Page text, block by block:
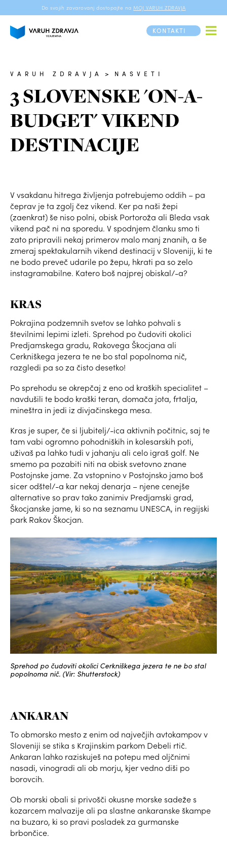
Do svojih zavarovanj dostopajte na MOJ VARUH ZDRAVJA
KONTAKTI
VARUH ZDRAVJA > NASVETI
3 SLOVENSKE 'ON-A-
BUDGET' VIKEND
DESTINACIJE
V vsakdanu hitrega življenja potrebujemo oddih – pa
čeprav je ta zgolj čez vikend. Ker pa naši žepi
(zaenkrat) še niso polni, obisk Portoroža ali Bleda vsak
vikend pač ni na sporedu. V spodnjem članku smo ti
zato pripravili nekaj primerov malo manj znanih, a še
zmeraj spektakularnih vikend destinacij v Sloveniji, ki te
ne bodo preveč udarile po žepu, hkrati pa so zelo
instagramabilne. Katero boš najprej obiskal/-a?
KRAS
Pokrajina podzemnih svetov se lahko pohvali s
številnimi lepimi izleti. Sprehod po čudoviti okolici
Predjamskega gradu, Rakovega Škocjana ali
Cerkniškega jezera te ne bo stal popolnoma nič,
razgledi pa so za čisto desetko!
Po sprehodu se okrepčaj z eno od kraških specialitet –
navdušili te bodo kraški teran, domača jota, frtalja,
mineštra in jedi iz divjačinskega mesa.
Kras je super, če si ljubitelj/-ica aktivnih počitnic, saj te
tam vabi ogromno pohodniških in kolesarskih poti,
uživaš pa lahko tudi v jahanju ali celo igraš golf. Ne
smemo pa pozabiti niti na obisk svetovno znane
Postojnske jame. Za vstopnino v Postojnsko jamo boš
sicer odštel/-a kar nekaj denarja – njene cenejše
alternative so prav tako zanimiv Predjamski grad,
Škocjanske jame, ki so na seznamu UNESCA, in regijski
park Rakov Škocjan.
Sprehod po čudoviti okolici Cerkniškega jezera te ne bo stal
popolnoma nič. (Vir: Shutterstock)
ANKARAN
To obmorsko mesto z enim od največjih avtokampov v
Sloveniji se stika s Krajinskim parkom Debeli rtič.
Ankaran lahko raziskuješ na potepu med oljčnimi
nasadi, vinogradi ali ob morju, kjer vedno diši po
borovcih.
Ob morski obali si privošči okusne morske sadeže s
kozarcem malvazije ali pa slastne ankaranske škampe
na buzaro, ki so pravi posladek za gurmanske
brbončice.